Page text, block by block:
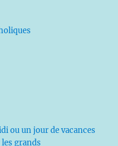
ou un jour de vacances
grands